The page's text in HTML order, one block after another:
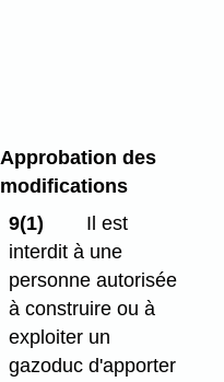
Approbation des
modifications
9(1)
Il est
interdit à une
personne autorisée
à construire ou à
exploiter un
gazoduc d'apporter